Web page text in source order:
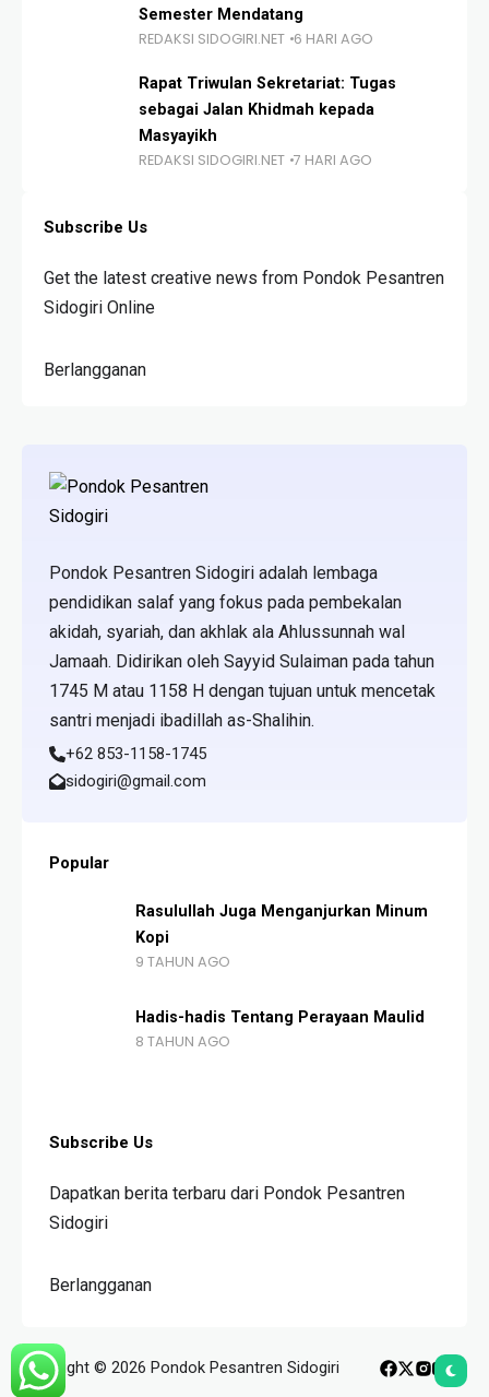
Semester Mendatang
REDAKSI SIDOGIRI.NET 6 HARI AGO
Rapat Triwulan Sekretariat: Tugas
sebagai Jalan Khidmah kepada
Masyayikh
REDAKSI SIDOGIRI.NET 7 HARI AGO
Subscribe Us
Get the latest creative news from Pondok Pesantren
Sidogiri Online
Berlangganan
Pondok Pesantren Sidogiri adalah lembaga
pendidikan salaf yang fokus pada pembekalan
akidah, syariah, dan akhlak ala Ahlussunnah wal
Jamaah. Didirikan oleh Sayyid Sulaiman pada tahun
1745 M atau 1158 H dengan tujuan untuk mencetak
santri menjadi ibadillah as-Shalihin.
+62 853-1158-1745
sidogiri@gmail.com
Popular
Rasulullah Juga Menganjurkan Minum
Kopi
9 TAHUN AGO
Hadis-hadis Tentang Perayaan Maulid
8 TAHUN AGO
Subscribe Us
Dapatkan berita terbaru dari Pondok Pesantren
Sidogiri
Berlangganan
Copyright © 2026 Pondok Pesantren Sidogiri